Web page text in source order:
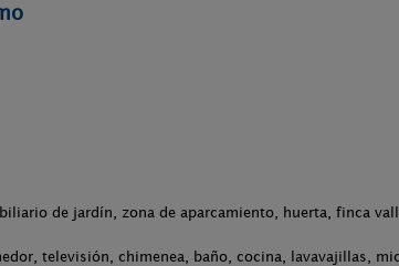
de jardín, zona de aparcamiento, huerta, finca
televisión, chimenea, baño, cocina, lavavajillas,